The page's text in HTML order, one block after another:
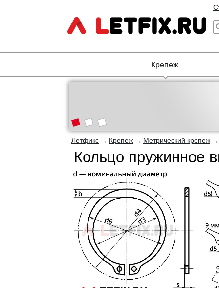
Крепеж
Летфикс → Крепеж → Метрический крепеж
Кольцо пружинное